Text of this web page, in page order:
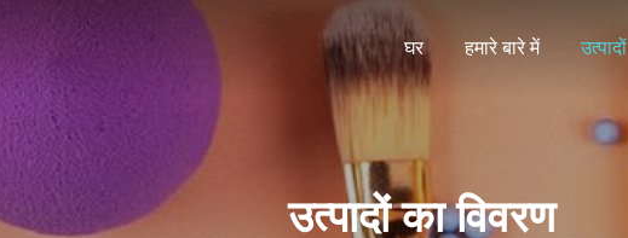
घर हमारे बारे में उत्पादों
उत्पादों का विवरण